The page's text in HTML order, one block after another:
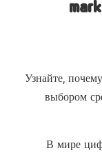
Узнайте,
выбором
В мире